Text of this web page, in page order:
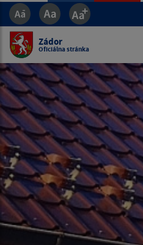
Zádor
Oficiálna stránka